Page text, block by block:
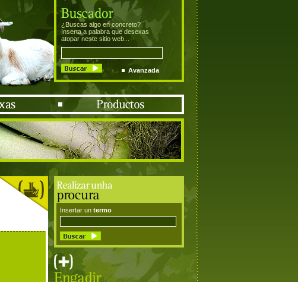
¿Buscas algo en concreto?
Inserta a palabra que desexas
atopar neste sitio web...
Avanzada
Insertar un termo